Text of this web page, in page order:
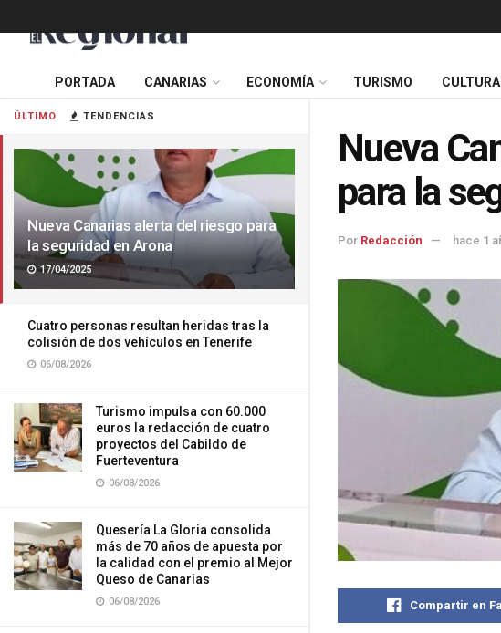
ÚLTIMO TENDENCIAS
Nueva Canarias alerta del riesgo para
la seguridad en Arona
17/04/2025
Cuatro personas resultan heridas tras la
colisión de dos vehículos en Tenerife
06/08/2026
Turismo impulsa con 60.000
euros la redacción de cuatro
proyectos del Cabildo de
Fuerteventura
06/08/2026
Quesería La Gloria consolida
más de 70 años de apuesta por
la calidad con el premio al Mejor
Queso de Canarias
06/08/2026
PORTADA CANARIAS ECONOMÍA TURISMO CULTURA
Nueva
para la
Por Redacción hace 1
Compartir en